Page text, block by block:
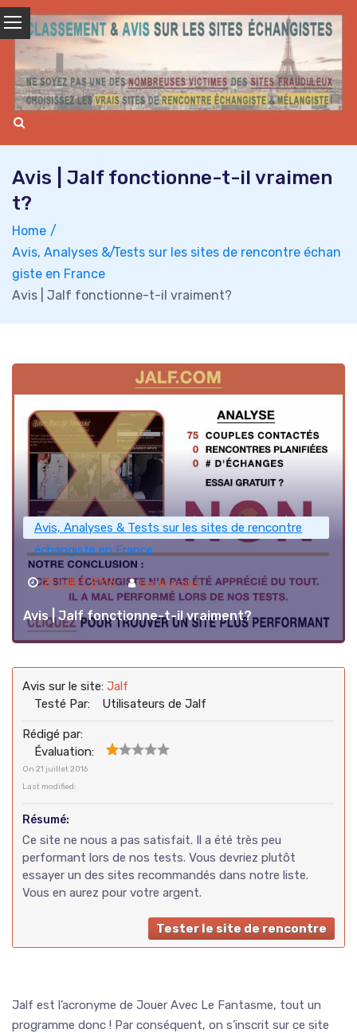
Skip
to
content
Avis | Jalf fonctionne-t-il vraimen
t?
Home
Avis, Analyses & Tests sur les sites de rencontre échan
giste en France
Avis | Jalf fonctionne-t-il vraiment?
Avis, Analyses & Tests sur les sites de rencontre
échangiste en France
21 juillet 2016 Les libertins
Avis | Jalf fonctionne-t-il vraiment?
Avis sur le site: Jalf
Testé Par:
Utilisateurs de Jalf
Rédigé par:
Évaluation:
On 21 juillet 2016
Last modified:
Résumé:
Ce site ne nous a pas satisfait. Il a été très peu
performant lors de nos tests. Vous devriez plutôt
essayer un des sites recommandés dans notre liste.
Vous en aurez pour votre argent.
Tester le site de rencontre
Jalf est l’acronyme de Jouer Avec Le Fantasme, tout un
programme donc ! Par conséquent, on s’inscrit sur ce site